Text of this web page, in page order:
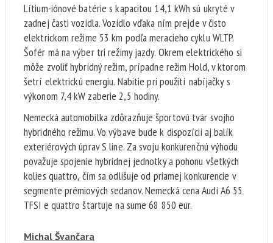
Lítium-iónové batérie s kapacitou 14,1 kWh sú ukryté v
zadnej časti vozidla. Vozidlo vďaka ním prejde v čisto
elektrickom režime 53 km podľa meracieho cyklu WLTP.
Šofér má na výber tri režimy jazdy. Okrem elektrického si
môže zvoliť hybridný režim, prípadne režim Hold, v ktorom
šetrí elektrickú energiu. Nabitie pri použití nabíjačky s
výkonom 7,4 kW zaberie 2,5 hodiny.
Nemecká automobilka zdôrazňuje športovú tvár svojho
hybridného režimu. Vo výbave bude k dispozícii aj balík
exteriérových úprav S line. Za svoju konkurenčnú výhodu
považuje spojenie hybridnej jednotky a pohonu všetkých
kolies quattro, čím sa odlišuje od priamej konkurencie v
segmente prémiových sedanov. Nemecká cena Audi A6 55
TFSI e quattro štartuje na sume 68 850 eur.
Michal Švančara